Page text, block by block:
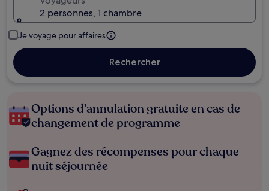
2 personnes, 1 chambre
Je voyage pour affaires
Rechercher
Options d’annulation gratuite en cas de
changement de programme
Gagnez des récompenses pour chaque
nuit séjournée